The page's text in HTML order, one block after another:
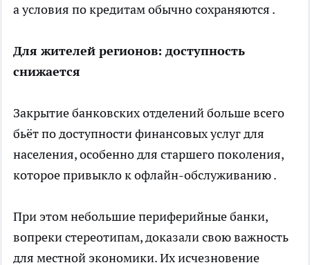
а условия по кредитам обычно сохраняются .
Для жителей регионов: доступность
снижается
Закрытие банковских отделений больше всего
бьёт по доступности финансовых услуг для
населения, особенно для старшего поколения,
которое привыкло к офлайн-обслуживанию .
При этом небольшие периферийные банки,
вопреки стереотипам, доказали свою важность
для местной экономики. Их исчезновение